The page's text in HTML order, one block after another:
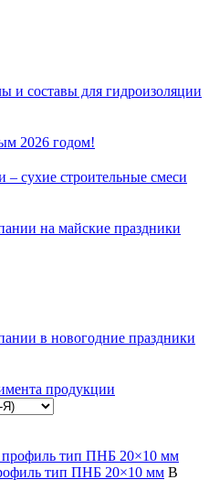
и составы для гидроизоляции
2026 годом!
– сухие строительные смеси
на майские праздники
в новогодние праздники
продукции
тип ПНБ 20×10 мм В